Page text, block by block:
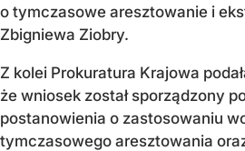
o tymczasowe aresztowanie i
Zbigniewa Ziobry.
Z kolei Prokuratura Krajowa
że wniosek został sporządzony
postanowienia o zastosowaniu
tymczasowego aresztowania